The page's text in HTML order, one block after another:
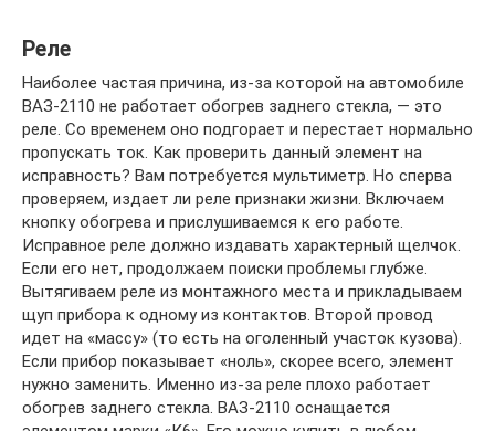
Реле
Наиболее частая причина, из-за которой на автомобиле
ВАЗ-2110 не работает обогрев заднего стекла, — это
реле. Со временем оно подгорает и перестает нормально
пропускать ток. Как проверить данный элемент на
исправность? Вам потребуется мультиметр. Но сперва
проверяем, издает ли реле признаки жизни. Включаем
кнопку обогрева и прислушиваемся к его работе.
Исправное реле должно издавать характерный щелчок.
Если его нет, продолжаем поиски проблемы глубже.
Вытягиваем реле из монтажного места и прикладываем
щуп прибора к одному из контактов. Второй провод
идет на «массу» (то есть на оголенный участок кузова).
Если прибор показывает «ноль», скорее всего, элемент
нужно заменить. Именно из-за реле плохо работает
обогрев заднего стекла. ВАЗ-2110 оснащается